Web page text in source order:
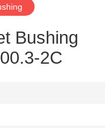
Bushing
2C